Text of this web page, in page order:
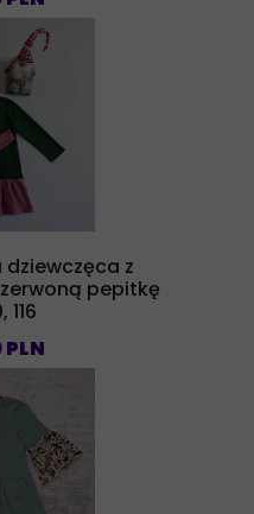
dziewczęca z
pepitkę
116